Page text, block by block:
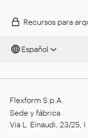
Recursos para
Español
Flexform S.p.A.
Sede y fábrica
Via L. Einaudi, 23/25,